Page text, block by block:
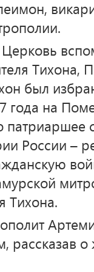
Тихона,
был
года на
патриаршее
России –
Тихона.
о